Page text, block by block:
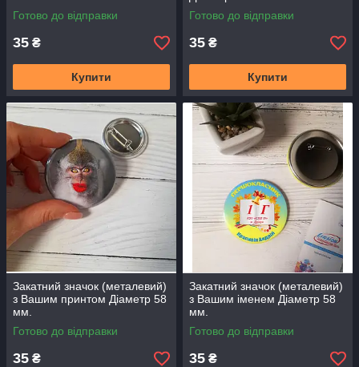
Готово до відправки
35 ₴
Купити
Готово до відправки
35 ₴
Купити
Закатний значок (металевий)
з Вашим принтом Діаметр 58
мм.
Готово до відправки
35 ₴
Закатний значок (металевий)
з Вашим іменем Діаметр 58
мм.
Готово до відправки
35 ₴